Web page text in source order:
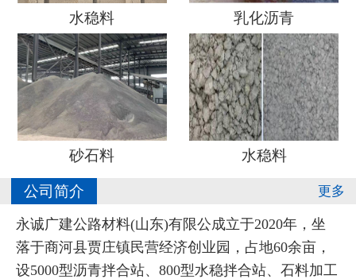
水稳料 乳化沥青
砂石料 水稳料
更多
公司简介
永诚广建公路材料(山东)有限公成立于2020年，坐
落于商河县贾庄镇民营经济创业园，占地60余亩，
设5000型沥青拌合站、800型水稳拌合站、石料加工